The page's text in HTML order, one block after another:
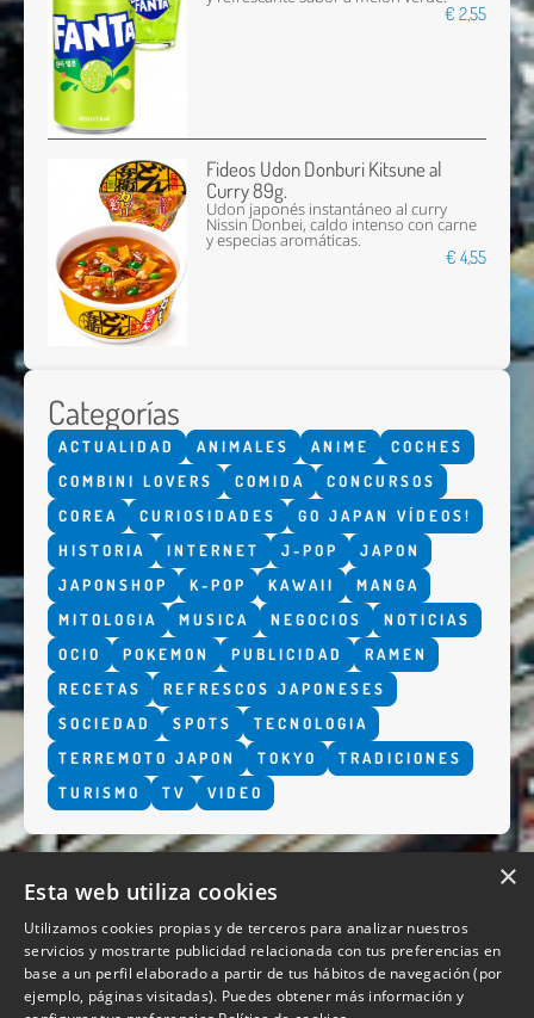
€ 2,55
Fideos Udon Donburi Kitsune al
Curry 89g.
Udon japonés instantáneo al curry
Nissin Donbei, caldo intenso con carne
y especias aromáticas.
€ 4,55
Categorías
ACTUALIDAD ANIMALES ANIME
COCHES
COMBINI LOVERS
COMIDA
CONCURSOS
COREA
CURIOSIDADES
GO JAPAN VÍDEOS!
HISTORIA
INTERNET J-POP
JAPON
JAPONSHOP
K-POP KAWAII
MANGA
MITOLOGIA
MUSICA NEGOCIOS
NOTICIAS
OCIO
POKEMON PUBLICIDAD
RAMEN
RECETAS
REFRESCOS JAPONESES
SOCIEDAD
SPOTS
TECNOLOGIA
TERREMOTO JAPON
TOKYO
TRADICIONES
TURISMO
TV VIDEO
QUIENES SOMOS
×
Esta web utiliza cookies
Utilizamos cookies propias y de terceros para analizar nuestros
servicios y mostrarte publicidad relacionada con tus preferencias en
base a un perfil elaborado a partir de tus hábitos de navegación (por
ejemplo, páginas visitadas). Puedes obtener más información y